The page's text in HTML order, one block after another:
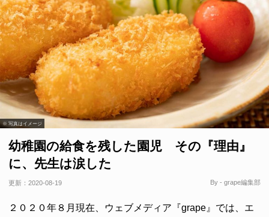
※ 写真はイメージ
幼稚園の給食を残した園児 その『理由』
に、先生は涙した
更新： 2020-08-19 By - grape編集部
２０２０年８月現在、ウェブメディア『grape』では、エ